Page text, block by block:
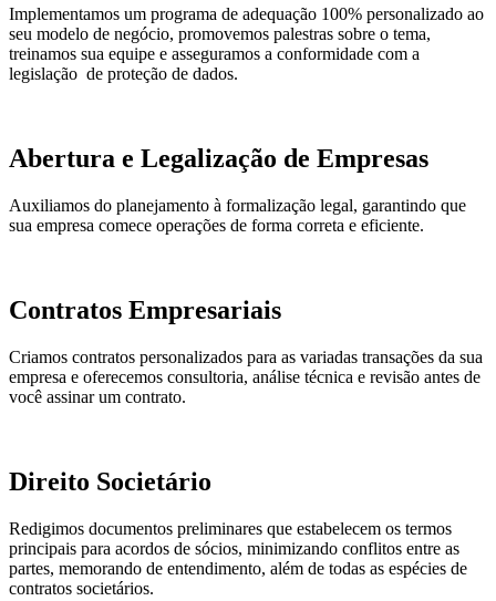
Implementamos um programa de adequação 100% personalizado ao
seu modelo de negócio, promovemos palestras sobre o tema,
treinamos sua equipe e asseguramos a conformidade com a
legislação de proteção de dados.
Abertura e Legalização de Empresas
Auxiliamos do planejamento à formalização legal, garantindo que
sua empresa comece operações de forma correta e eficiente.
Contratos Empresariais
Criamos contratos personalizados para as variadas transações da sua
empresa e oferecemos consultoria, análise técnica e revisão antes de
você assinar um contrato.
Direito Societário
Redigimos documentos preliminares que estabelecem os termos
principais para acordos de sócios, minimizando conflitos entre as
partes, memorando de entendimento, além de todas as espécies de
contratos societários.